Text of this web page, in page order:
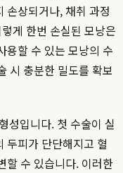
손상되거나, 채취 과정
게 한번 손실된 모낭은
용할 수 있는 모낭의 수
시 충분한 밀도를 확보
성입니다. 첫 수술이 실
두피가 단단해지고 혈
할 수 있습니다. 이러한